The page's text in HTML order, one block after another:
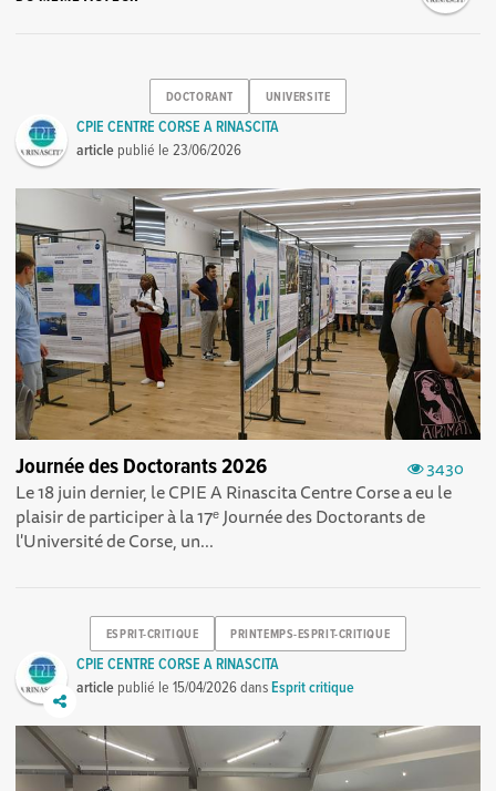
DOCTORANT UNIVERSITE
CPIE CENTRE CORSE A RINASCITA
article publié le23/06/2026
3430
Journée des Doctorants 2026
Le 18 juin dernier, le CPIE A Rinascita Centre Corse a eu le
plaisir de participer à la 17ᵉ Journée des Doctorants de
l'Université de Corse, un...
ESPRIT-CRITIQUE PRINTEMPS-ESPRIT-CRITIQUE
CPIE CENTRE CORSE A RINASCITA
article publié le15/04/2026dansEsprit critique